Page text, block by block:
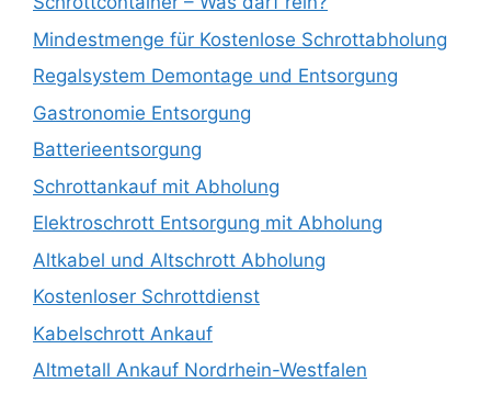
Mindestmenge für Kostenlose Schrottabholung
Regalsystem Demontage und Entsorgung
Gastronomie Entsorgung
Batterieentsorgung
Schrottankauf mit Abholung
Elektroschrott Entsorgung mit Abholung
Altkabel und Altschrott Abholung
Kostenloser Schrottdienst
Kabelschrott Ankauf
Altmetall Ankauf Nordrhein-Westfalen